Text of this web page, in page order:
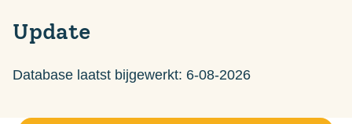
Update
Database laatst bijgewerkt: 6-08-2026